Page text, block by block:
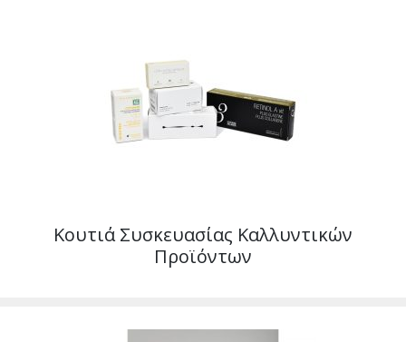
Κουτιά Συσκευασίας Καλλυντικών
Προϊόντων